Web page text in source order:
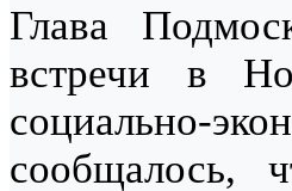
Глава
встречи в
социально-
сообщалось,